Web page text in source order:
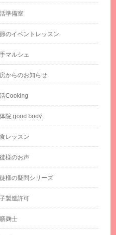
準備室
のイベントレッスン
マルシェ
からのお知らせ
Cooking
院 good body.
レッスン
様のお声
様の疑問シリーズ
製造許可
麹士